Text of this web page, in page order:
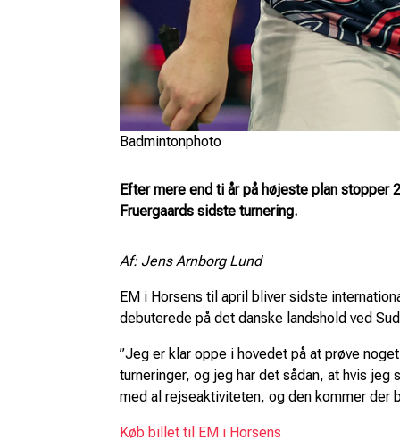
Badmintonphoto
Efter mere end ti år på højeste plan
Fruergaards sidste turnering.
Af: Jens Arnborg Lund
EM i Horsens til april bliver sidste
debuterede på det danske landshold ved
”Jeg er klar oppe i hovedet på at prøve
turneringer, og jeg har det sådan, at hvis
med al rejseaktiviteten, og den kommer der
Køb billet til EM i Horsens